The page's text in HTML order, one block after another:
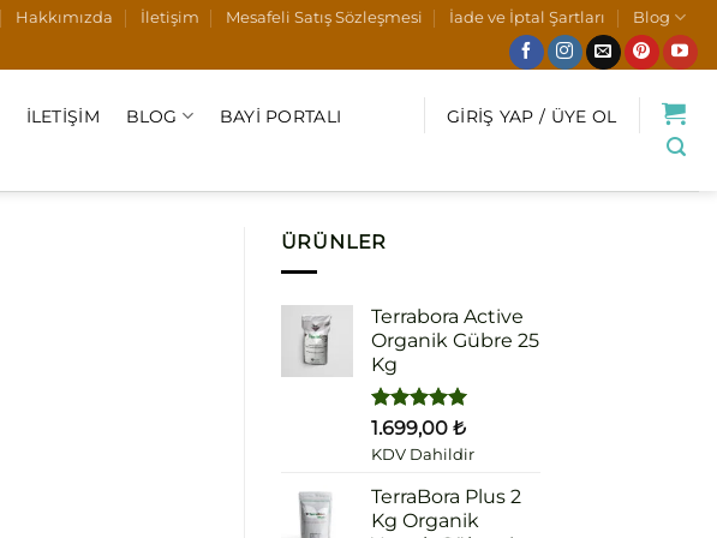
Hakkımızda İletişim Mesafeli Satış Sözleşmesi İade ve İptal Şartları Blog
İLETIŞIM BLOG
BAYI PORTALI
GIRIŞ YAP / ÜYE OL
ÜRÜNLER
Terrabora Active
Organik Gübre 25
Kg
5 üzerinden
5.00
oy
aldı
1.699,00 ₺
KDV Dahildir
TerraBora Plus 2
Kg Organik